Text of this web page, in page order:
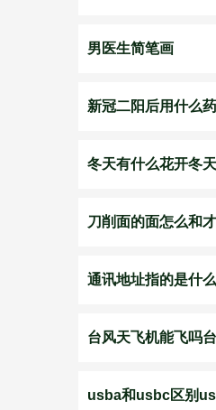
男医生简笔画
新冠二阳后用什么
冬天有什么花开冬
刀削面的面怎么和
通讯地址指的是什
台风天飞机能飞吗
usba和usbc区别